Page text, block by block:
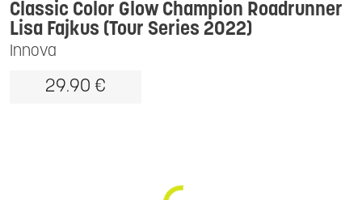
Innova
Classic Color Glow Champion Roadrunner
Lisa Fajkus (Tour Series 2022)
29.90 €